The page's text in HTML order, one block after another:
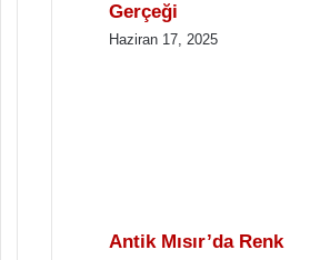
Gerçeği
Haziran 17, 2025
Antik Mısır’da Renk